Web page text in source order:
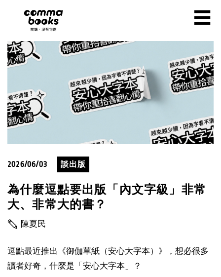
☰
2026/06/03 談出版
為什麼逗點要出版「內文字級」非常
大、非常大的書？
陳夏民
逗點最近推出《御伽草紙（安心大字本）》，想必很多
讀者好奇，什麼是「安心大字本」？